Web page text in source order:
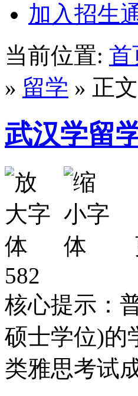
加入招生
当前位置: 首
» 留学 » 正文
武汉学留
582
核心提示：
硕士学位)的
类雅思考试